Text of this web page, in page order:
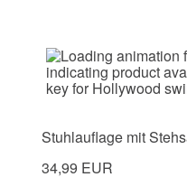
Stuhlauflage mit
34,99 EUR